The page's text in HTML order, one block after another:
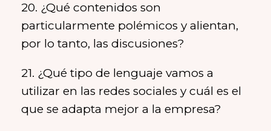
20. ¿Qué contenidos son
particularmente polémicos y alientan,
por lo tanto, las discusiones?
21. ¿Qué tipo de lenguaje vamos a
utilizar en las redes sociales y cuál es el
que se adapta mejor a la empresa?